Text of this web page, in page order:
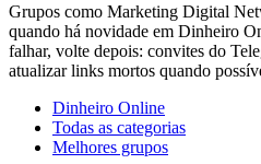
Grupos como Marketing Digital
quando há novidade em Dinheiro
falhar, volte depois: convites do
atualizar links mortos quando
Dinheiro Online
Todas as categorias
Melhores grupos